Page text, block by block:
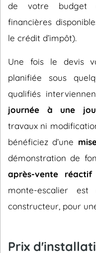
de votre budget
financières
le crédit d’impôt).
Une fois le devis
planifiée sous
qualifiés
journée à une
travaux ni
bénéficiez d’une
démonstration de
après-vente réactif
monte-escalier
constructeur, pour
Prix